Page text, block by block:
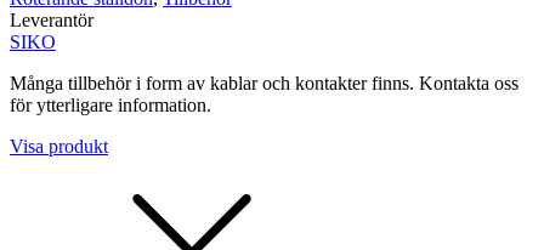
Leverantör
SIKO
Många tillbehör i form av kablar och kontakter finns. Kontakta oss
för ytterligare information.
Visa produkt